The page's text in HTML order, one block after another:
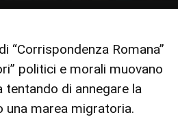
“Corrispondenza Romana”
politici e morali muovano
tentando di annegare la
marea migratoria.